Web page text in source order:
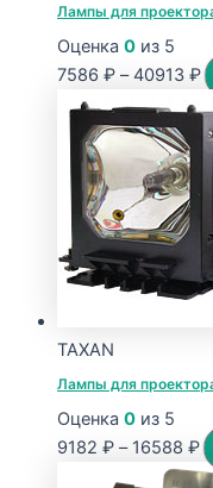
Лампы для
Оценка 0 из 5
7586 ₽ – 40913 ₽
TAXAN
Лампы для
Оценка 0 из 5
9182 ₽ – 16588 ₽